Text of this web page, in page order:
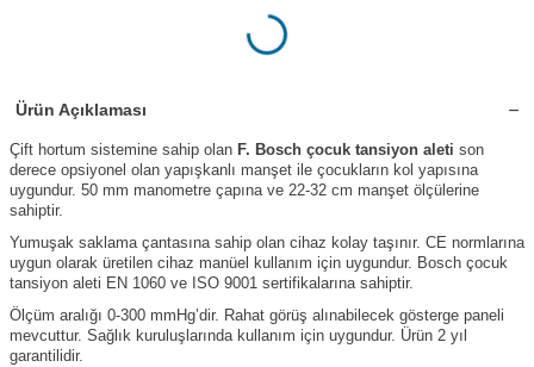
Ürün Açıklaması
Çift hortum sistemine sahip olan F. Bosch çocuk tansiyon aleti son
derece opsiyonel olan yapışkanlı manşet ile çocukların kol yapısına
uygundur. 50 mm manometre çapına ve 22-32 cm manşet ölçülerine
sahiptir.
Yumuşak saklama çantasına sahip olan cihaz kolay taşınır. CE normlarına
uygun olarak üretilen cihaz manüel kullanım için uygundur. Bosch çocuk
tansiyon aleti EN 1060 ve ISO 9001 sertifikalarına sahiptir.
Ölçüm aralığı 0-300 mmHg’dir. Rahat görüş alınabilecek gösterge paneli
mevcuttur. Sağlık kuruluşlarında kullanım için uygundur. Ürün 2 yıl
garantilidir.